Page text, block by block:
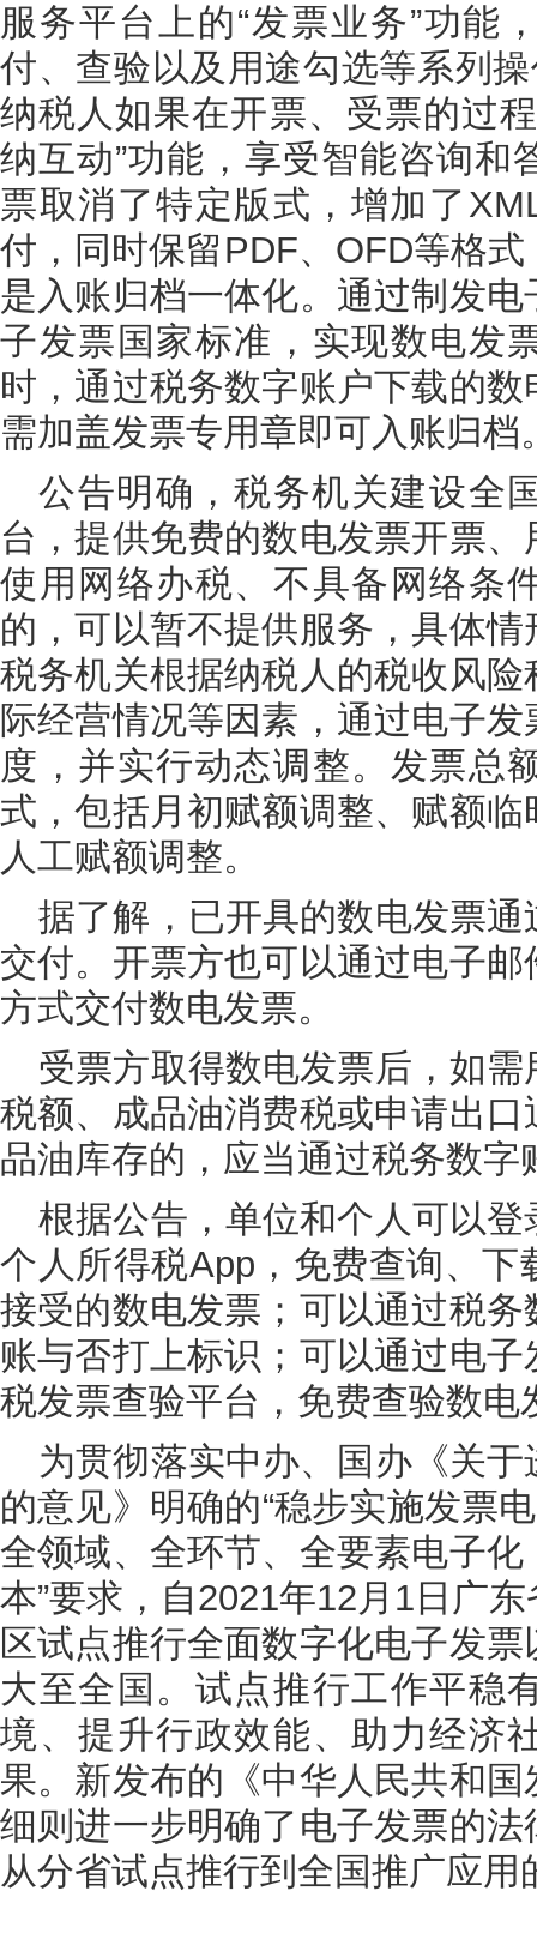
服务平台上的“发票业务”功能
付、查验以及用途勾选等系列
纳税人如果在开票、受票的过
纳互动”功能，享受智能咨询和
票取消了特定版式，增加了
付，同时保留PDF、OFD等格
是入账归档一体化。通过制发
子发票国家标准，实现数电发
时，通过税务数字账户下载的
需加盖发票专用章即可入账归档
公告明确，税务机关建设全
台，提供免费的数电发票开票
使用网络办税、不具备网络条
的，可以暂不提供服务，具体
税务机关根据纳税人的税收风
际经营情况等因素，通过电子
度，并实行动态调整。发票总
式，包括月初赋额调整、赋额
人工赋额调整。
据了解，已开具的数电发票
交付。开票方也可以通过电子
方式交付数电发票。
受票方取得数电发票后，如
税额、成品油消费税或申请出
品油库存的，应当通过税务数字
根据公告，单位和个人可以
个人所得税App，免费查询、
接受的数电发票；可以通过税
账与否打上标识；可以通过电
税发票查验平台，免费查验数电
为贯彻落实中办、国办《关
的意见》明确的“稳步实施发票
全领域、全环节、全要素电子
本”要求，自2021年12月1日广
区试点推行全面数字化电子发
大至全国。试点推行工作平稳
境、提升行政效能、助力经济
果。新发布的《中华人民共和
细则进一步明确了电子发票的
从分省试点推行到全国推广应用